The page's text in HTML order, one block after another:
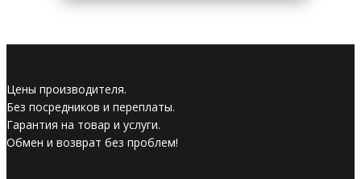
Цены производителя.
Без посредников и переплаты.
Гарантия на товар и услуги.
Обмен и возврат без проблем!